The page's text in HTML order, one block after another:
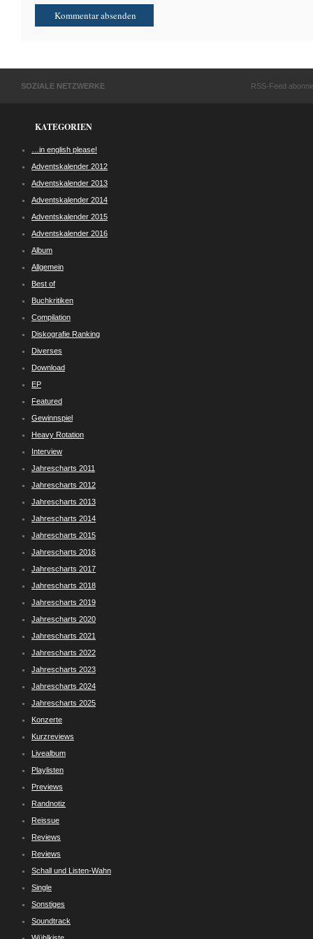
SOZIALE NETZWERKE RSS-Feed
KATEGORIEN
…in english please!
Adventskalender 2012
Adventskalender 2013
Adventskalender 2014
Adventskalender 2015
Adventskalender 2016
Album
Allgemein
Best of
Buchkritiken
Compilation
Diskografie Ranking
Diverses
Download
EP
Featured
Gewinnspiel
Heavy Rotation
Interview
Jahrescharts 2011
Jahrescharts 2012
Jahrescharts 2013
Jahrescharts 2014
Jahrescharts 2015
Jahrescharts 2016
Jahrescharts 2017
Jahrescharts 2018
Jahrescharts 2019
Jahrescharts 2020
Jahrescharts 2021
Jahrescharts 2022
Jahrescharts 2023
Jahrescharts 2024
Jahrescharts 2025
Konzerte
Kurzreviews
Livealbum
Playlisten
Previews
Randnotiz
Reissue
Reviews
Reviews
Schall und Listen-Wahn
Single
Sonstiges
Soundtrack